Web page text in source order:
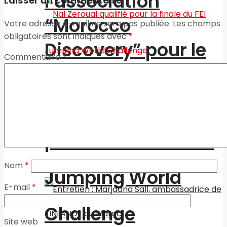
“Morocco
Discovery” pour le
pour la finale du FEI
Jumping World
Challenge
Votre adresse e-mail ne sera pas publiée. Les champs
obligatoires sont indiqués avec*
Commentaire*
Nom *
E-mail *
Site web